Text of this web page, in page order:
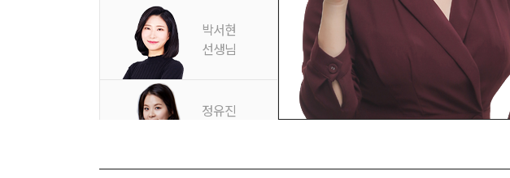
박서현
선생님
정유진